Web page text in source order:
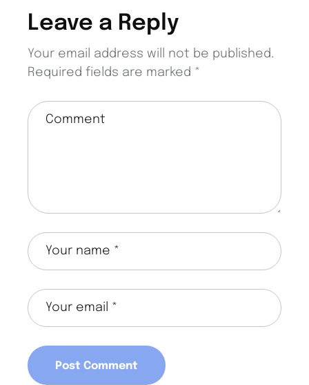
Leave a Reply
Your email address will not be published.
Required fields are marked *